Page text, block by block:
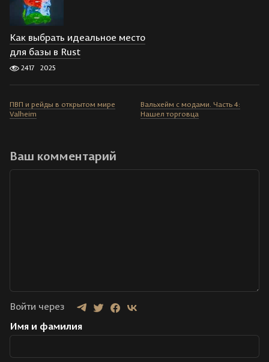
Как выбрать идеальное место
для базы в Rust
2417 2025
ПВП и рейды в открытом мире
Valheim
Вальхейм с модами. Часть 4:
Нашел торговца
Ваш комментарий
Войти через
Имя и фамилия